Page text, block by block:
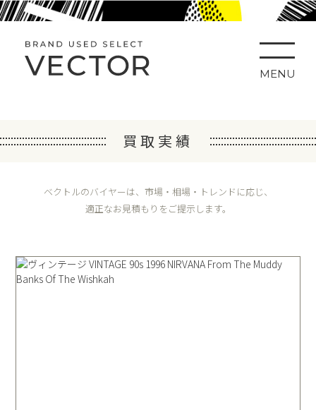
MENU
買取実績
ベクトルのバイヤーは、市場・相場・トレンドに応じ、
適正なお見積もりをご提示します。